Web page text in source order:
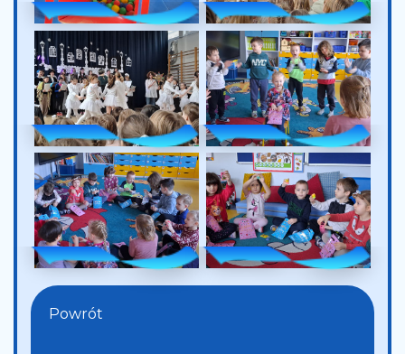
Powrót